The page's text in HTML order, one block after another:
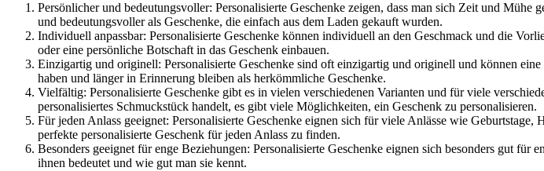
Persönlicher und bedeutungsvoller: Personalisierte Geschenke zeigen, dass man sich Zeit und
und bedeutungsvoller als Geschenke, die einfach aus dem Laden gekauft wurden.
Individuell anpassbar: Personalisierte Geschenke können individuell an den Geschmack und die
oder eine persönliche Botschaft in das Geschenk einbauen.
Einzigartig und originell: Personalisierte Geschenke sind oft einzigartig und originell und können
haben und länger in Erinnerung bleiben als herkömmliche Geschenke.
Vielfältig: Personalisierte Geschenke gibt es in vielen verschiedenen Varianten und für viele
personalisiertes Schmuckstück handelt, es gibt viele Möglichkeiten, ein Geschenk zu personalisieren.
Für jeden Anlass geeignet: Personalisierte Geschenke eignen sich für viele Anlässe wie
perfekte personalisierte Geschenk für jeden Anlass zu finden.
Besonders geeignet für enge Beziehungen: Personalisierte Geschenke eignen sich besonders gut
ihnen bedeutet und wie gut man sie kennt.